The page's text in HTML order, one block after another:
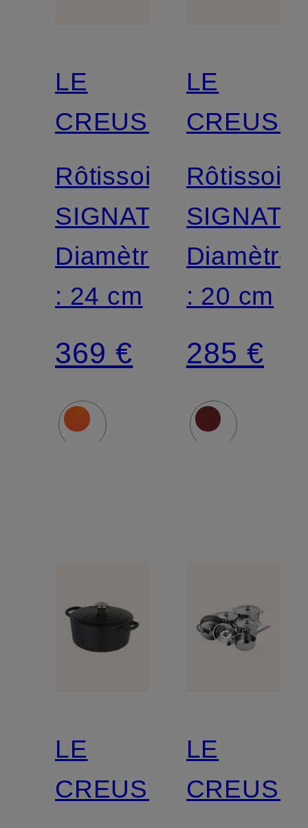
LE
CREUSET
Rôtissoire
SIGNATURE
Diamètre
: 24 cm
369 €
LE
Rôtissoire
Diamètre
: 20 cm
285 €
LE
CREUSET
LE